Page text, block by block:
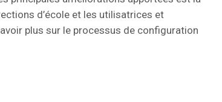
d’école et les utilisatrices et
plus sur le processus de configuration